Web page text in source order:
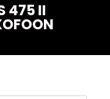
475 II